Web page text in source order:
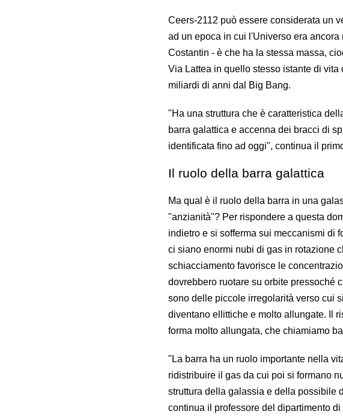
Ceers-2112 può essere considerata un
ad un epoca in cui l'Universo era
Costantin - è che ha la stessa massa,
Via Lattea in quello stesso istante di
miliardi di anni dal Big Bang.
"Ha una struttura che è caratteristica
barra galattica e accenna dei bracci di
identificata fino ad oggi", continua il
Il ruolo della barra galattica
Ma qual è il ruolo della barra in una
"anzianità"? Per rispondere a questa
indietro e si sofferma sui meccanismi di
ci siano enormi nubi di gas in rotazione
schiacciamento favorisce le
dovrebbero ruotare su orbite pressoché
sono delle piccole irregolarità verso cui
diventano ellittiche e molto allungate. Il
forma molto allungata, che chiamiamo
"La barra ha un ruolo importante nella
ridistribuire il gas da cui poi si formano
struttura della galassia e della possibile
continua il professore del dipartimento